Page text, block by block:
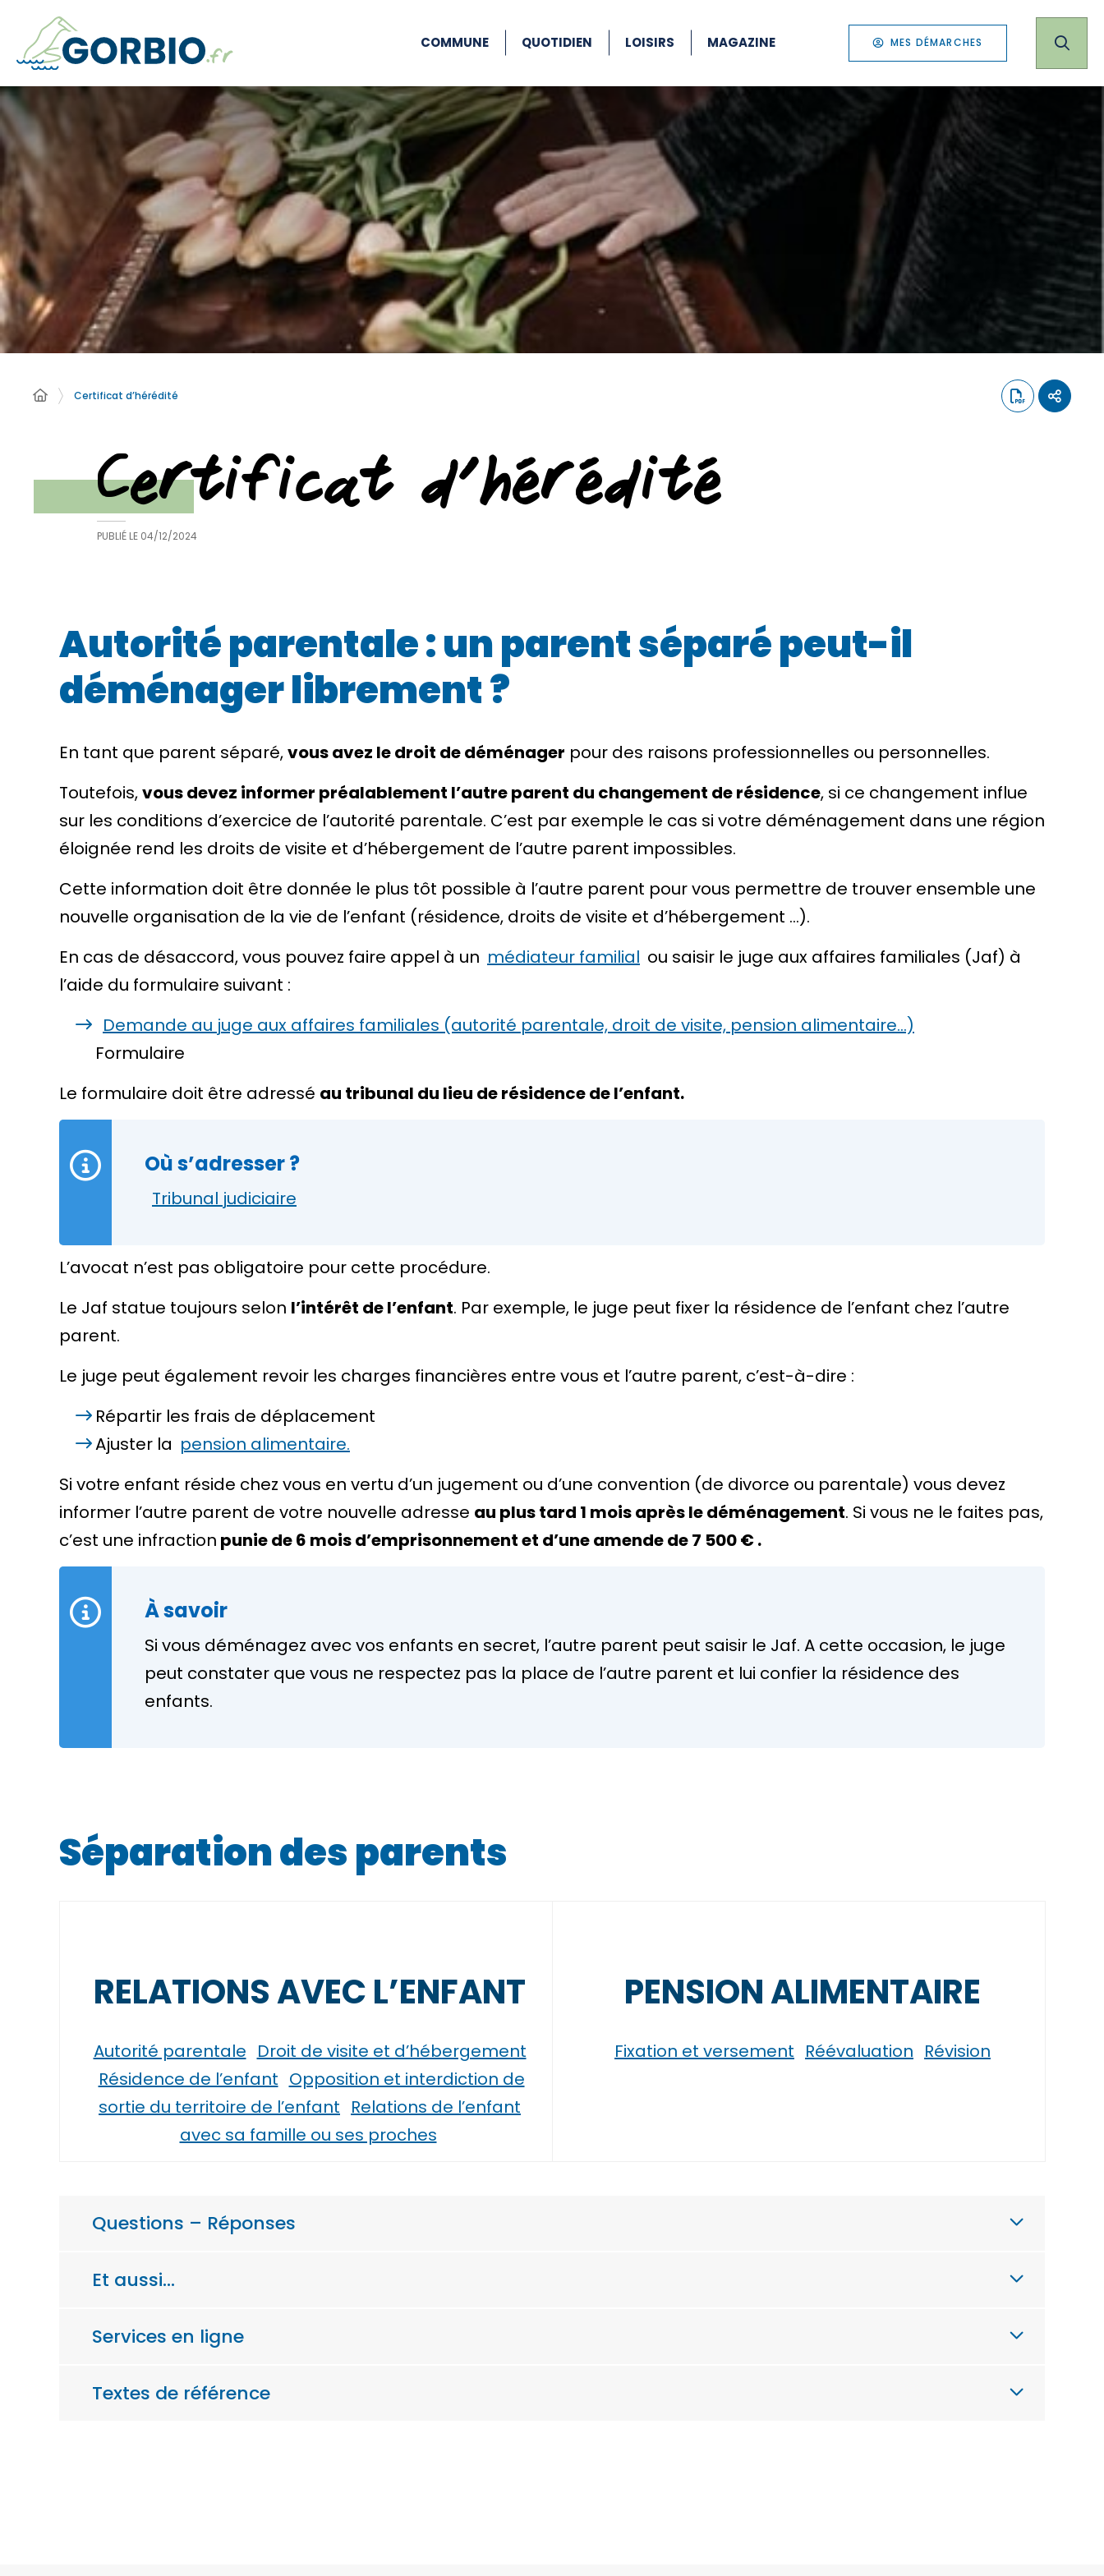
COMMUNE QUOTIDIEN LOISIRS MAGAZINE MES DÉMARCHES
Certificat d’hérédité
Certificat d’hérédité
PUBLIÉ LE 04/12/2024
Autorité parentale : un parent séparé peut-il
déménager librement ?
En tant que parent séparé,vous avez le droit de déménager pour des raisons professionnelles ou personnelles.
Toutefois,vous devez informer préalablement l’autre parent du changement de résidence, si ce changement influe
sur les conditions d’exercice de l’autorité parentale. C’est par exemple le cas si votre déménagement dans une région
éloignée rend les droits de visite et d’hébergement de l’autre parent impossibles.
Cette information doit être donnée le plus tôt possible à l’autre parent pour vous permettre de trouver ensemble une
nouvelle organisation de la vie de l’enfant (résidence, droits de visite et d’hébergement …).
En cas de désaccord, vous pouvez faire appel à un médiateur familial ou saisir le juge aux affaires familiales (Jaf) à
l’aide du formulaire suivant :
Demande au juge aux affaires familiales (autorité parentale, droit de visite, pension alimentaire…)
Formulaire
Le formulaire doit être adressé au tribunal du lieu de résidence de l’enfant.
Où s’adresser ?
Tribunal judiciaire
L’avocat n’est pas obligatoire pour cette procédure.
Le Jaf statue toujours selon l’intérêt de l’enfant. Par exemple, le juge peut fixer la résidence de l’enfant chez l’autre
parent.
Le juge peut également revoir les charges financières entre vous et l’autre parent, c’est-à-dire :
Répartir les frais de déplacement
Ajuster la pension alimentaire.
Si votre enfant réside chez vous en vertu d’un jugement ou d’une convention (de divorce ou parentale) vous devez
informer l’autre parent de votre nouvelle adresse au plus tard 1 moisaprès le déménagement. Si vous ne le faites pas,
c’est une infraction punie de 6 mois d’emprisonnement et d’une amende de7 500 €.
À savoir
Si vous déménagez avec vos enfants en secret, l’autre parent peut saisir le Jaf. A cette occasion, le juge
peut constater que vous ne respectez pas la place de l’autre parent et lui confier la résidence des
enfants.
Séparation des parents
RELATIONS AVEC L’ENFANT
Autorité parentale Droit de visite et d’hébergement
Résidence de l’enfant Opposition et interdiction de
sortie du territoire de l’enfant Relations de l’enfant
avec sa famille ou ses proches
PENSION ALIMENTAIRE
Fixation et versement Réévaluation Révision
Questions – Réponses
Et aussi…
Services en ligne
Textes de référence